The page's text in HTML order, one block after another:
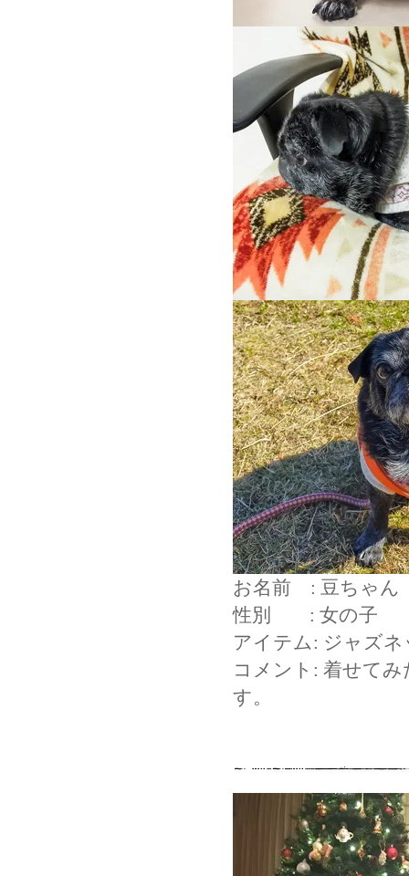
お名前 : 豆ちゃん
性別 : 女の子
アイテム: ジャズ
コメント: 着せて
す。